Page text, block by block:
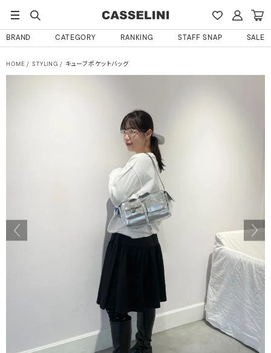
BRAND CATEGORY RANKING STAFF SNAP SALE
HOME STYLING キューブポケットバッグ